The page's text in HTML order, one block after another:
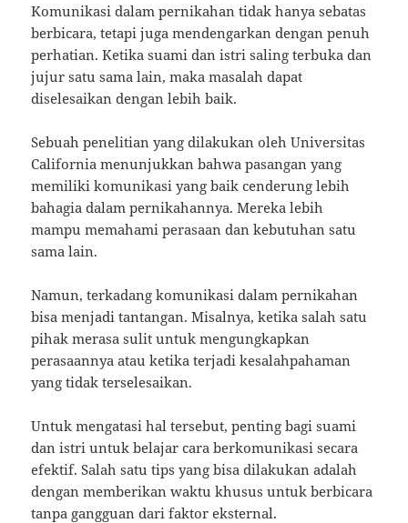
Komunikasi dalam pernikahan tidak hanya sebatas
berbicara, tetapi juga mendengarkan dengan penuh
perhatian. Ketika suami dan istri saling terbuka dan
jujur satu sama lain, maka masalah dapat
diselesaikan dengan lebih baik.
Sebuah penelitian yang dilakukan oleh Universitas
California menunjukkan bahwa pasangan yang
memiliki komunikasi yang baik cenderung lebih
bahagia dalam pernikahannya. Mereka lebih
mampu memahami perasaan dan kebutuhan satu
sama lain.
Namun, terkadang komunikasi dalam pernikahan
bisa menjadi tantangan. Misalnya, ketika salah satu
pihak merasa sulit untuk mengungkapkan
perasaannya atau ketika terjadi kesalahpahaman
yang tidak terselesaikan.
Untuk mengatasi hal tersebut, penting bagi suami
dan istri untuk belajar cara berkomunikasi secara
efektif. Salah satu tips yang bisa dilakukan adalah
dengan memberikan waktu khusus untuk berbicara
tanpa gangguan dari faktor eksternal.